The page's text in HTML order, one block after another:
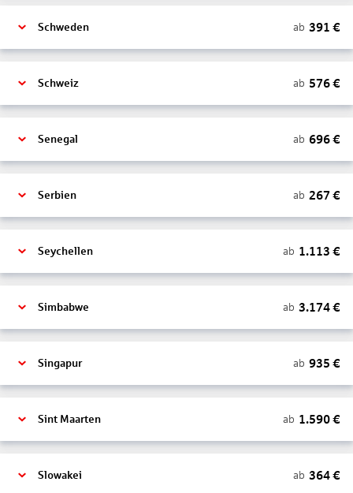
Schweden ab 391 €
Schweiz ab 576€
Senegal ab 696€
Serbien ab 267 €
Seychellen ab 1.113 €
Simbabwe ab 3.174€
Singapur ab 935 €
Sint Maarten ab 1.590€
Slowakei ab 364€